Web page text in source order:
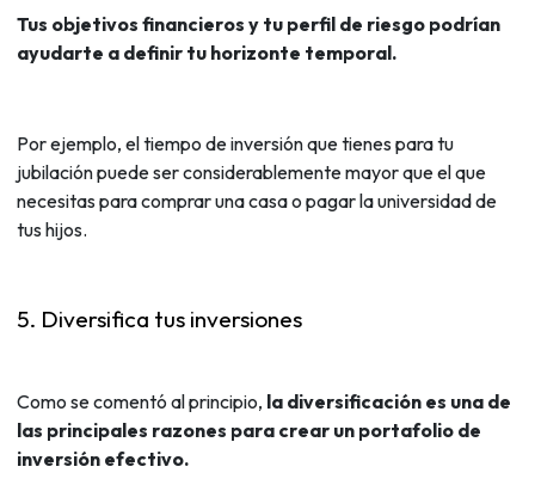
Tus objetivos financieros y tu perfil de riesgo podrían
ayudarte a definir tu horizonte temporal.
Por ejemplo, el tiempo de inversión que tienes para tu
jubilación puede ser considerablemente mayor que el que
necesitas para comprar una casa o pagar la universidad de
tus hijos.
5. Diversifica tus inversiones
Como se comentó al principio, la diversificación es una de
las principales razones para crear un portafolio de
inversión efectivo.